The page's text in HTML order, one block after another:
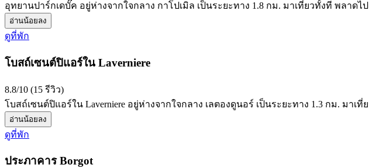
อุทยานปาร์กเดบั๊ค อยู่ห่างจากใจกลาง กาโปเมิล เป็นระยะทาง 1.8 กม. มาเที่ยวทั้งที พลาดไ
อ่านน้อยลง
ดูที่พัก
โบสถ์เซนต์ปิแอร์ใน Laverniere
8.8/10 (15 รีวิว)
โบสถ์เซนต์ปิแอร์ใน Laverniere อยู่ห่างจากใจกลาง เลตองดูนอร์ เป็นระยะทาง 1.3 กม. มาเ
อ่านน้อยลง
ดูที่พัก
ประภาคาร Borgot